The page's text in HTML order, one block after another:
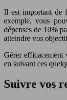
Il est important de
exemple, vous
dépenses de 10%
atteindre vos
Gérer efficacement
en suivant ces
Suivre vos